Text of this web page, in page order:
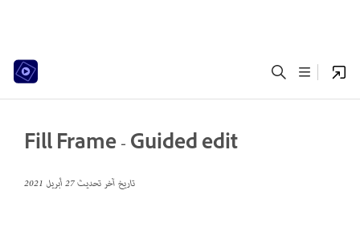
Fill Frame - Guided edit
تاريخ آخر تحديث27 أبريل 2021